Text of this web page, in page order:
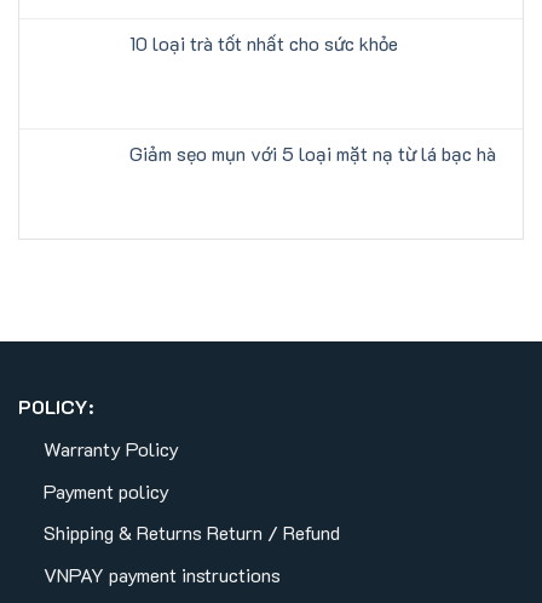
10 loại trà tốt nhất cho sức khỏe
Giảm sẹo mụn với 5 loại mặt nạ từ lá bạc hà
POLICY:
Warranty Policy
Payment policy
Shipping & Returns Return / Refund
VNPAY payment instructions